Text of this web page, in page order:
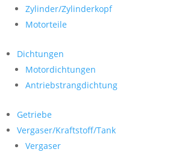
Zylinder/Zylinderkopf
Motorteile
Dichtungen
Motordichtungen
Antriebstrangdichtung
Getriebe
Vergaser/Kraftstoff/Tank
Vergaser